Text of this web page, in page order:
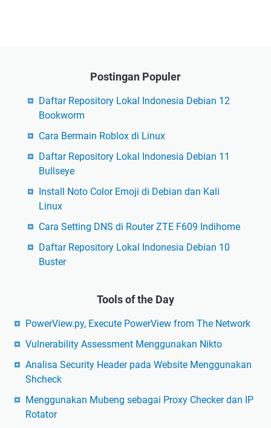
Postingan Populer
Daftar Repository Lokal Indonesia Debian 12
Bookworm
Cara Bermain Roblox di Linux
Daftar Repository Lokal Indonesia Debian 11
Bullseye
Install Noto Color Emoji di Debian dan Kali
Linux
Cara Setting DNS di Router ZTE F609 Indihome
Daftar Repository Lokal Indonesia Debian 10
Buster
Tools of the Day
PowerView.py, Execute PowerView from The Network
Vulnerability Assessment Menggunakan Nikto
Analisa Security Header pada Website Menggunakan
Shcheck
Menggunakan Mubeng sebagai Proxy Checker dan IP
Rotator